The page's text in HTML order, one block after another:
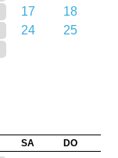
17
18
24
25
SA DO